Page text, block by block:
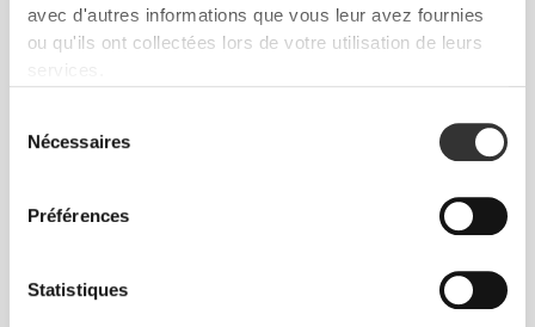
avec d'autres informations que vous leur avez fournies
ou qu'ils ont collectées lors de votre utilisation de leurs
services.
Nécessaires
Préférences
Statistiques
Doté d'une ouverture facile d'accès de chaque côté
et d'un tunnel isolé, ce sac est conçu pour contenir
tous tes repas, snacks et boissons pour la journée.